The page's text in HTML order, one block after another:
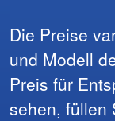
Die Preise
und Modell
Preis für
sehen, füllen